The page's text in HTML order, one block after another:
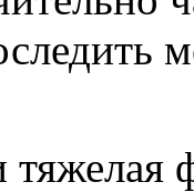
тяжелая